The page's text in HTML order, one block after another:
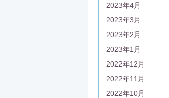
2023年4月
2023年3月
2023年2月
2023年1月
2022年12月
2022年11月
2022年10月